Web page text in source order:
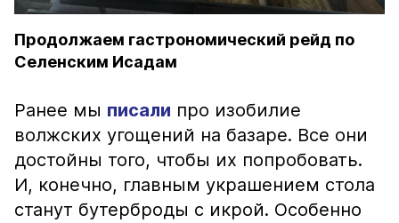
Продолжаем гастрономический рейд по
Селенским Исадам
Ранее мы писали про изобилие
волжских угощений на базаре. Все они
достойны того, чтобы их попробовать.
И, конечно, главным украшением стола
станут бутерброды с икрой. Особенно